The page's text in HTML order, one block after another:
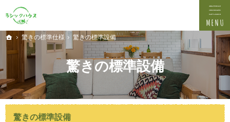
驚きの標準設備
プロの目線からご提案。埼玉県新座市の注文住宅・新築戸建てを手がけるなら当社へ。
埼玉県新座市の新築・注文住宅・新築戸建てを手がける工務店なら吉田資材株式会社
驚きの標準設備
ホーム
驚きの標準仕様 驚きの標準設備